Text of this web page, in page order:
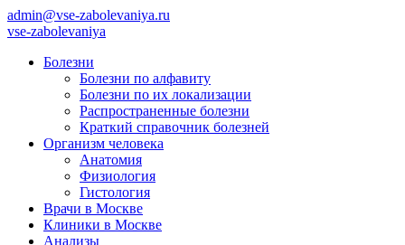
admin@vse-zabolevaniya.ru
vse-zabolevaniya
Болезни
Болезни по алфавиту
Болезни по их локализации
Распространенные болезни
Краткий справочник болезней
Организм человека
Анатомия
Физиология
Гистология
Врачи в Москве
Клиники в Москве
Анализы